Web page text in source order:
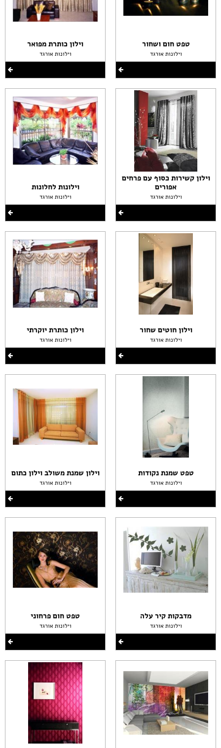
טפט חום ושחור
וילונות אורגד
וילון קשירות כסוף עם פרחים
אפורים
וילונות אורגד
וילון חוטים שחור
וילונות אורגד
טפט שמנת נקודות
וילונות אורגד
מדבקות קיר עלה
וילונות אורגד
וילון כותרת מפואר
וילונות אורגד
וילונות לחלונות
וילונות אורגד
וילון כותרת יוקרתי
וילונות אורגד
וילון שמנת משולב וילון כתום
וילונות אורגד
טפט חום פרחוני
וילונות אורגד